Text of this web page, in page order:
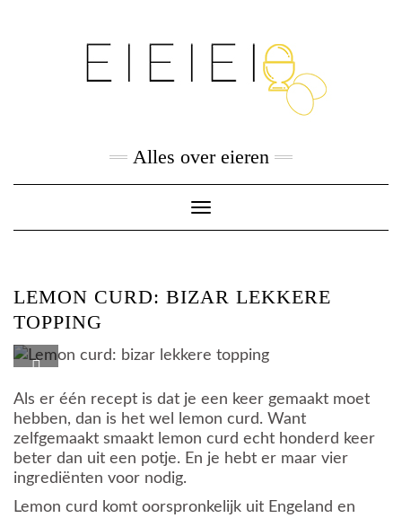
Alles over eieren
Toggle
Navigation
LEMON CURD: BIZAR LEKKERE
TOPPING
Als er één recept is dat je een keer gemaakt moet
hebben, dan is het wel lemon curd. Want
zelfgemaakt smaakt lemon curd echt honderd keer
beter dan uit een potje. En je hebt er maar vier
ingrediënten voor nodig.
Lemon curd komt oorspronkelijk uit Engeland en